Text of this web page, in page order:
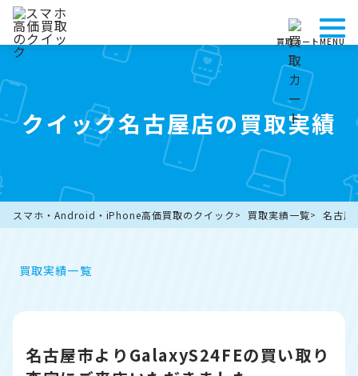
買取カートMENU
クイック名古屋店の買取実績
スマホ・Android・iPhone高価買取のクイック 買取実績一覧 名古屋
買取実績一覧
名古屋市よりGalaxyS24FEの買い取り